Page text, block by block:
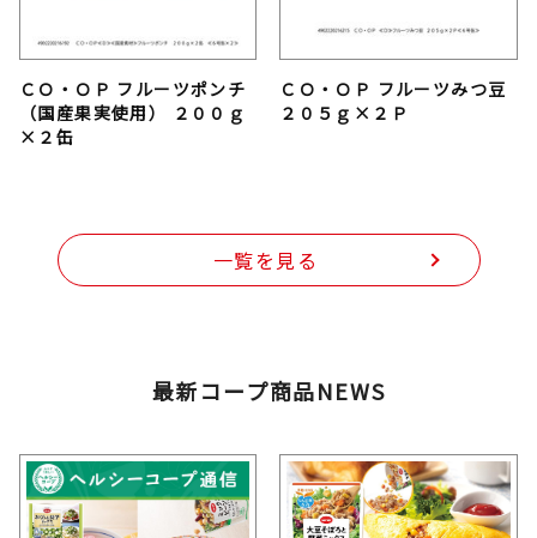
ＣＯ・ＯＰ フルーツポンチ
（国産果実使用） ２００ｇ
×２缶
ＣＯ・ＯＰ フルーツみつ豆
２０５ｇ×２Ｐ
一覧を見る
最新コープ商品NEWS